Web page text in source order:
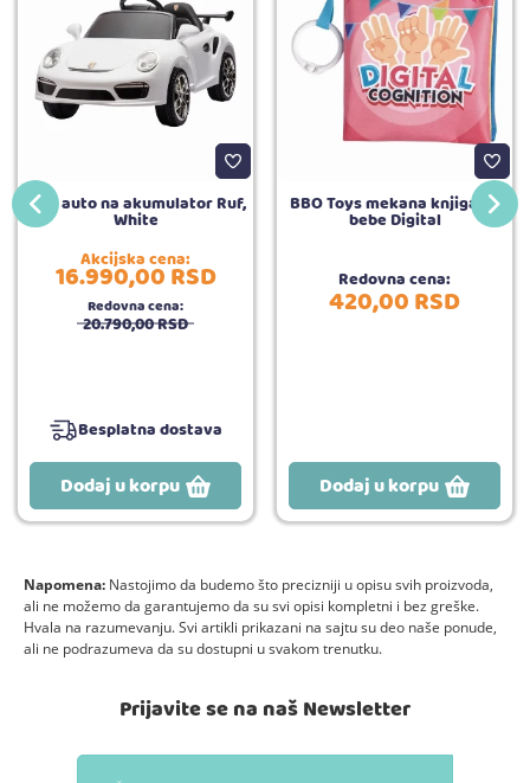
BBO auto na akumulator Ruf,
White
Akcijska cena:
16.990,00RSD
Redovna cena:
20.790,00RSD
Besplatna dostava
Dodaj u korpu
BBO Toys mekana knjiga za
bebe Digital
Redovna cena:
420,00RSD
Dodaj u korpu
Napomena: Nastojimo da budemo što precizniji u opisu svih proizvoda,
ali ne možemo da garantujemo da su svi opisi kompletni i bez greške.
Hvala na razumevanju. Svi artikli prikazani na sajtu su deo naše ponude,
ali ne podrazumeva da su dostupni u svakom trenutku.
Prijavite se na naš Newsletter